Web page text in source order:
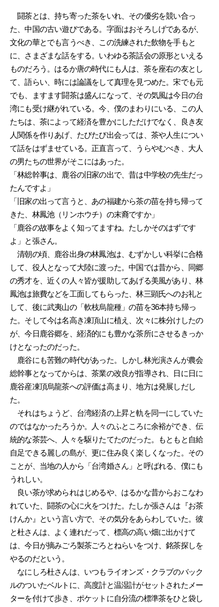
闘茶とは、持ち寄った茶をいれ、その優劣を競い合っ
た、中国の古い遊びである。字面はおそろしげであるが、
文化の華とでも言うべき、この洗練された飲物を手もと
に、さまざまな話をする。いわゆる茶話会の原形といえる
ものだろう。はるか唐の時代にも人は、茶を座右の友とし
て、語らい、時には論議をして真理を見つめた。宋でも元
でも、ますます闘茶は盛んになって、その気風は今日の台
湾にも受け継がれている。今、僕のまわりにいる、この人
たちは、茶によって経済を豊かにしただけでなく、良き友
人関係を作りあげ、たびたび出会っては、茶や人生につい
て話をはずませている。正直言って、うらやむべき、大人
の男たちの世界がそこにはあった。
「林総幹事は、鹿谷の旧家の出で、昔は中学校の先生だっ
たんですよ」
「旧家の出って言うと、あの福建から茶の苗を持ち帰って
きた、林鳳池（リンホウチ）の末裔ですか」
「鹿谷の故事をよく知ってますね。たしかそのはずです
よ」と張さん。
清朝の頃、鹿谷出身の林鳳池は、むずかしい科挙に合格
して、役人となって大陸に渡った。中国では昔から、同郷
の秀才を、近くの人々皆が援助してあげる美風があり、林
鳳池は旅費などを工面してもらった、林三顕氏へのお礼と
して、後に武夷山の「軟枝烏龍種」の苗を36本持ち帰っ
た。そして今は名高き凍頂山に植え、次々に株分けしたの
が、今日鹿谷郷を、経済的にも豊かな茶所にさせるきっか
けとなったのだった。
鹿谷にも苦難の時代があった。しかし林光演さんが農会
総幹事となってからは、茶業の改良が指導され、日に日に
鹿谷産凍頂烏龍茶への評価は高まり、地方は発展しだし
た。
それはちょうど、台湾経済の上昇と軌を同一にしていた
のではなかったろうか。人々のふところに余裕ができ、伝
統的な茶芸へ、人々を駆りたてたのだった。もともと自給
自足できる麗しの島が、更に住み良く楽しくなった。その
ことが、当地の人から「台湾婚さん」と呼ばれる、僕にも
うれしい。
良い茶が求められはじめるや、はるかな昔からおこなわ
れていた、闘茶の心に火をつけた。たしか張さんは『お茶
けんか』という言い方で、その気分をあらわしていた。彼
と杜さんは、よく連れだって、標高の高い畑に出かけて
は、今日が摘みごろ製茶ごろとねらいをつけ、銘茶探しを
やるのだという。
なにしろ杜さんは、いつもライオンズ・クラブのバック
ルのついたベルトに、高度計と温湿計がセットされたメー
ターを付けて歩き、ポケットに自分流の標準茶をひと袋し